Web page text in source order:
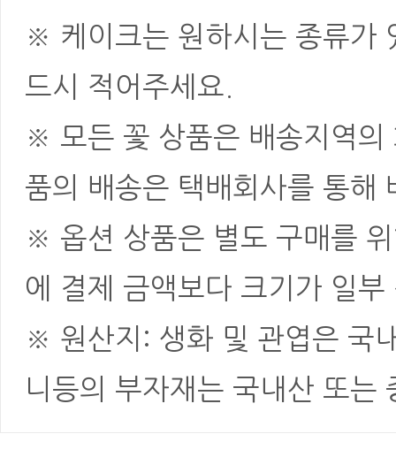
※ 케이크는 원하시는 종류가
드시 적어주세요.
※ 모든 꽃 상품은 배송지역의
품의 배송은 택배회사를 통해
※ 옵션 상품은 별도 구매를
에 결제 금액보다 크기가 일
※ 원산지: 생화 및 관엽은 국
니등의 부자재는 국내산 또는